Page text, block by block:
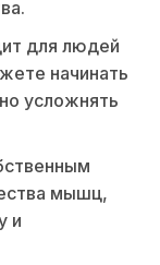
для людей
начинать
усложнять
мышц,
и